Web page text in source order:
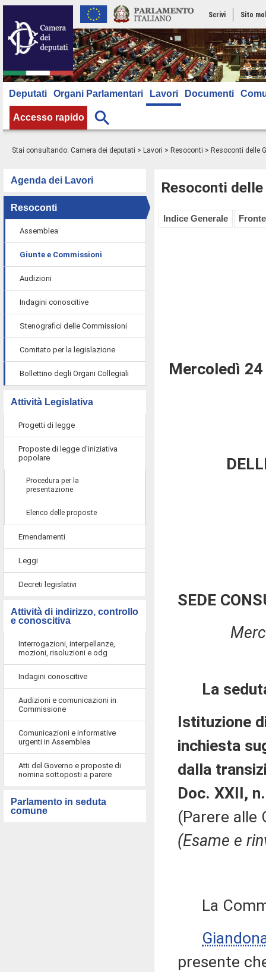
Scrivi Sito
Deputati Organi Parlamentari Lavori Documenti
Accesso rapido
Stai consultando: Camera dei deputati > Lavori > Resoconti > Resoconti delle
Agenda dei Lavori
Resoconti
Assemblea
Giunte e Commissioni
Audizioni
Indagini conoscitive
Stenografici delle Commissioni
Comitato per la legislazione
Bollettino degli Organi Collegiali
Attività Legislativa
Progetti di legge
Proposte di legge d'iniziativa
popolare
Procedura per la
presentazione
Elenco delle proposte
Emendamenti
Leggi
Decreti legislativi
Attività di indirizzo, controllo
e conoscitiva
Interrogazioni, interpellanze,
mozioni, risoluzioni e odg
Indagini conoscitive
Audizioni e comunicazioni in
Commissione
Comunicazioni e informative
urgenti in Assemblea
Atti del Governo e proposte di
nomina sottoposti a parere
Parlamento in seduta
comune
Resoconti
Indice Generale
Mercoledì
SEDE
La
Istituzione
inchiesta
dalla
Doc. XXII,
(Parere alle
(Esame e
La
presente